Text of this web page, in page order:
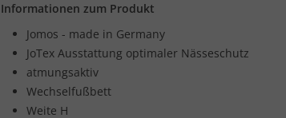
Informationen zum Produkt
Jomos - made in Germany
JoTex Ausstattung optimaler Nässeschutz
atmungsaktiv
Wechselfußbett
Weite H